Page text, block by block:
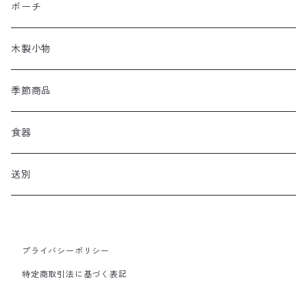
ポーチ
木製小物
季節商品
食器
送別
プライバシーポリシー
特定商取引法に基づく表記